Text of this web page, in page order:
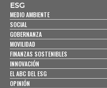
ESG
MEDIO AMBIENTE
SOCIAL
GOBERNANZA
MOVILIDAD
FINANZAS SOSTENIBLES
INNOVACIÓN
EL ABC DEL ESG
OPINIÓN